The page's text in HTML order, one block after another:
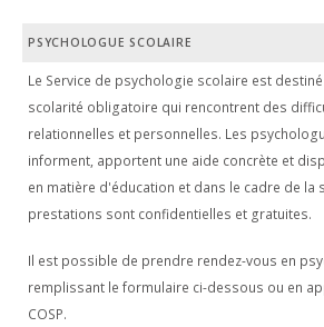
PSYCHOLOGUE SCOLAIRE
Le Service de psychologie scolaire est
scolarité obligatoire qui rencontrent des
relationnelles et personnelles. Les
informent, apportent une aide concrète et
en matière d'éducation et dans le cadre de la
prestations sont confidentielles et gratuites.
Il est possible de prendre rendez-vous en
remplissant le formulaire ci-dessous ou en
COSP.